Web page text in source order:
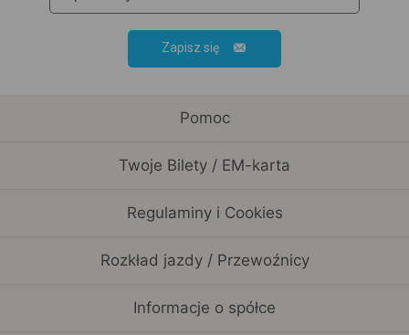
Zapisz się
Pomoc
Twoje Bilety / EM-karta
Regulaminy i Cookies
Rozkład jazdy / Przewoźnicy
Informacje o spółce